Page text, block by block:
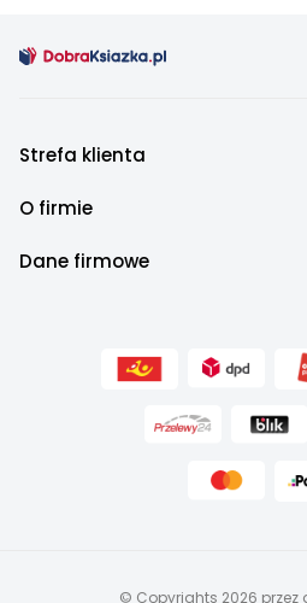
Strefa klienta
O firmie
Dane firmowe
© Copyrights 2026 przez